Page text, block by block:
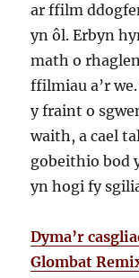
ar ffilm
yn ôl. Erbyn
math o
ffilmiau a’r
y fraint o
waith, a cael
gobeithio bod
yn hogi fy
Dyma’r
Glombat